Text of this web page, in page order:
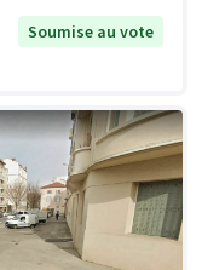
Soumise au vote